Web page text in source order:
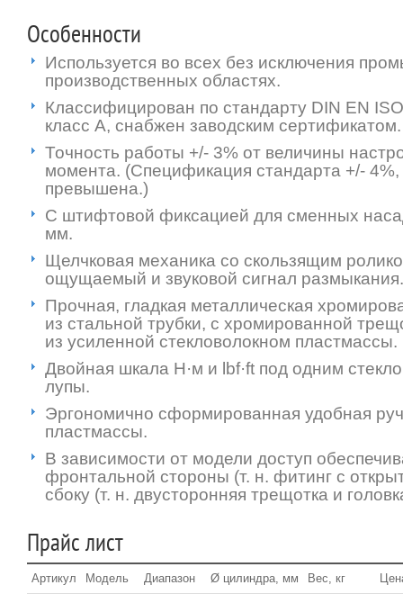
Особенности
Используется во всех без исключения
производственных областях.
Классифицирован по стандарту DIN EN
класс А, снабжен заводским сертификатом.
Точность работы +/- 3% от величины
момента. (Спецификация стандарта +/-
превышена.)
C штифтовой фиксацией для сменных
мм.
Щелчковая механика со скользящим
ощущаемый и звуковой сигнал размыкания.
Прочная, гладкая металлическая
из стальной трубки, с хромированной
из усиленной стекловолокном пластмассы.
Двойная шкала Н·м и lbf·ft под одним
лупы.
Эргономично сформированная удобная
пластмассы.
В зависимости от модели доступ
фронтальной стороны (т. н. фитинг с
сбоку (т. н. двусторонняя трещотка и
Прайс лист
Артикул Модель Диапазон Ø цилиндра, мм Вес, кг